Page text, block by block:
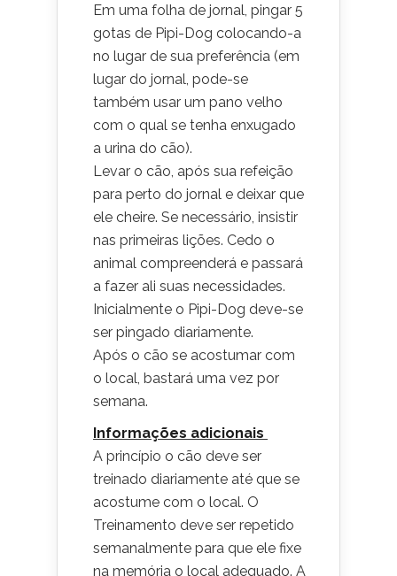
Em uma folha de jornal, pingar 5
gotas de Pipi-Dog colocando-a
no lugar de sua preferência (em
lugar do jornal, pode-se
também usar um pano velho
com o qual se tenha enxugado
a urina do cão).
Levar o cão, após sua refeição
para perto do jornal e deixar que
ele cheire. Se necessário, insistir
nas primeiras lições. Cedo o
animal compreenderá e passará
a fazer ali suas necessidades.
Inicialmente o Pipi-Dog deve-se
ser pingado diariamente.
Após o cão se acostumar com
o local, bastará uma vez por
semana.
Informações adicionais
A princípio o cão deve ser
treinado diariamente até que se
acostume com o local. O
Treinamento deve ser repetido
semanalmente para que ele fixe
na memória o local adequado. A